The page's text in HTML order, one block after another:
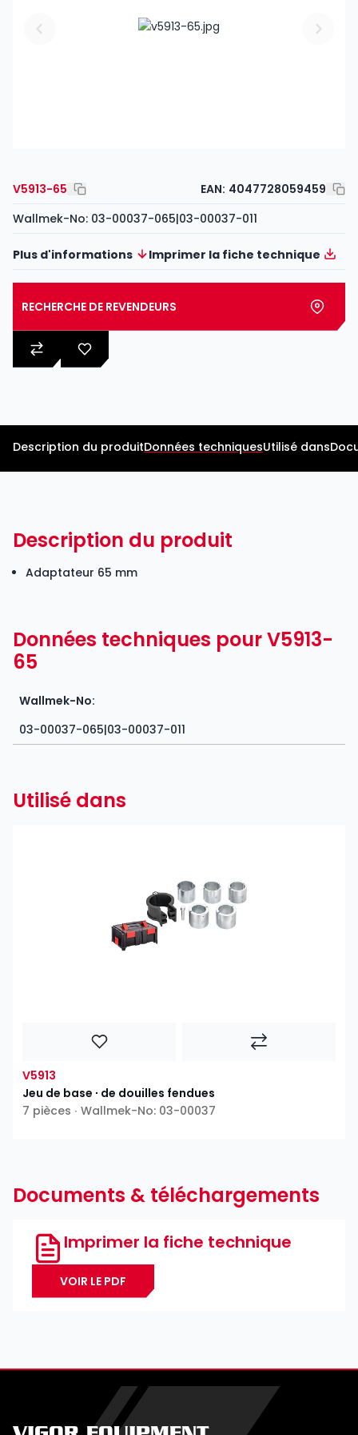
V5913-65 EAN: 4047728059459
Wallmek-No: 03-00037-065|03-00037-011
Plus d'informations Imprimer la fiche technique
RECHERCHE DE REVENDEURS
Description du produitDonnées techniquesUtilisé dans
Description du produit
Adaptateur 65 mm
Données techniques pour V5913-
65
Wallmek-No:
03-00037-065|03-00037-011
Utilisé dans
V5913
Jeu de base ∙ de douilles fendues
7 pièces ∙ Wallmek-No: 03-00037
Documents & téléchargements
Imprimer la fiche technique
VOIR LE PDF